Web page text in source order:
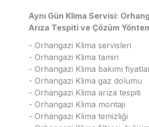
Aynı Gün Klima Servisi:
Arıza Tespiti ve Çözüm
- Orhangazi Klima servisleri
- Orhangazi Klima tamiri
- Orhangazi Klima bakımı
- Orhangazi Klima gaz dolumu
- Orhangazi Klima arıza tespiti
- Orhangazi Klima montajı
- Orhangazi Klima temizliği